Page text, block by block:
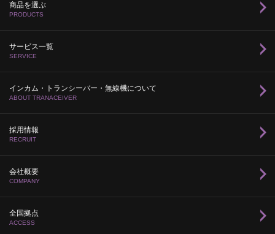
商品を選ぶ
PRODUCTS
サービス一覧
SERVICE
インカム・トランシーバー・無線機について
ABOUT TRANACEIVER
採用情報
RECRUIT
会社概要
COMPANY
全国拠点
ACCESS